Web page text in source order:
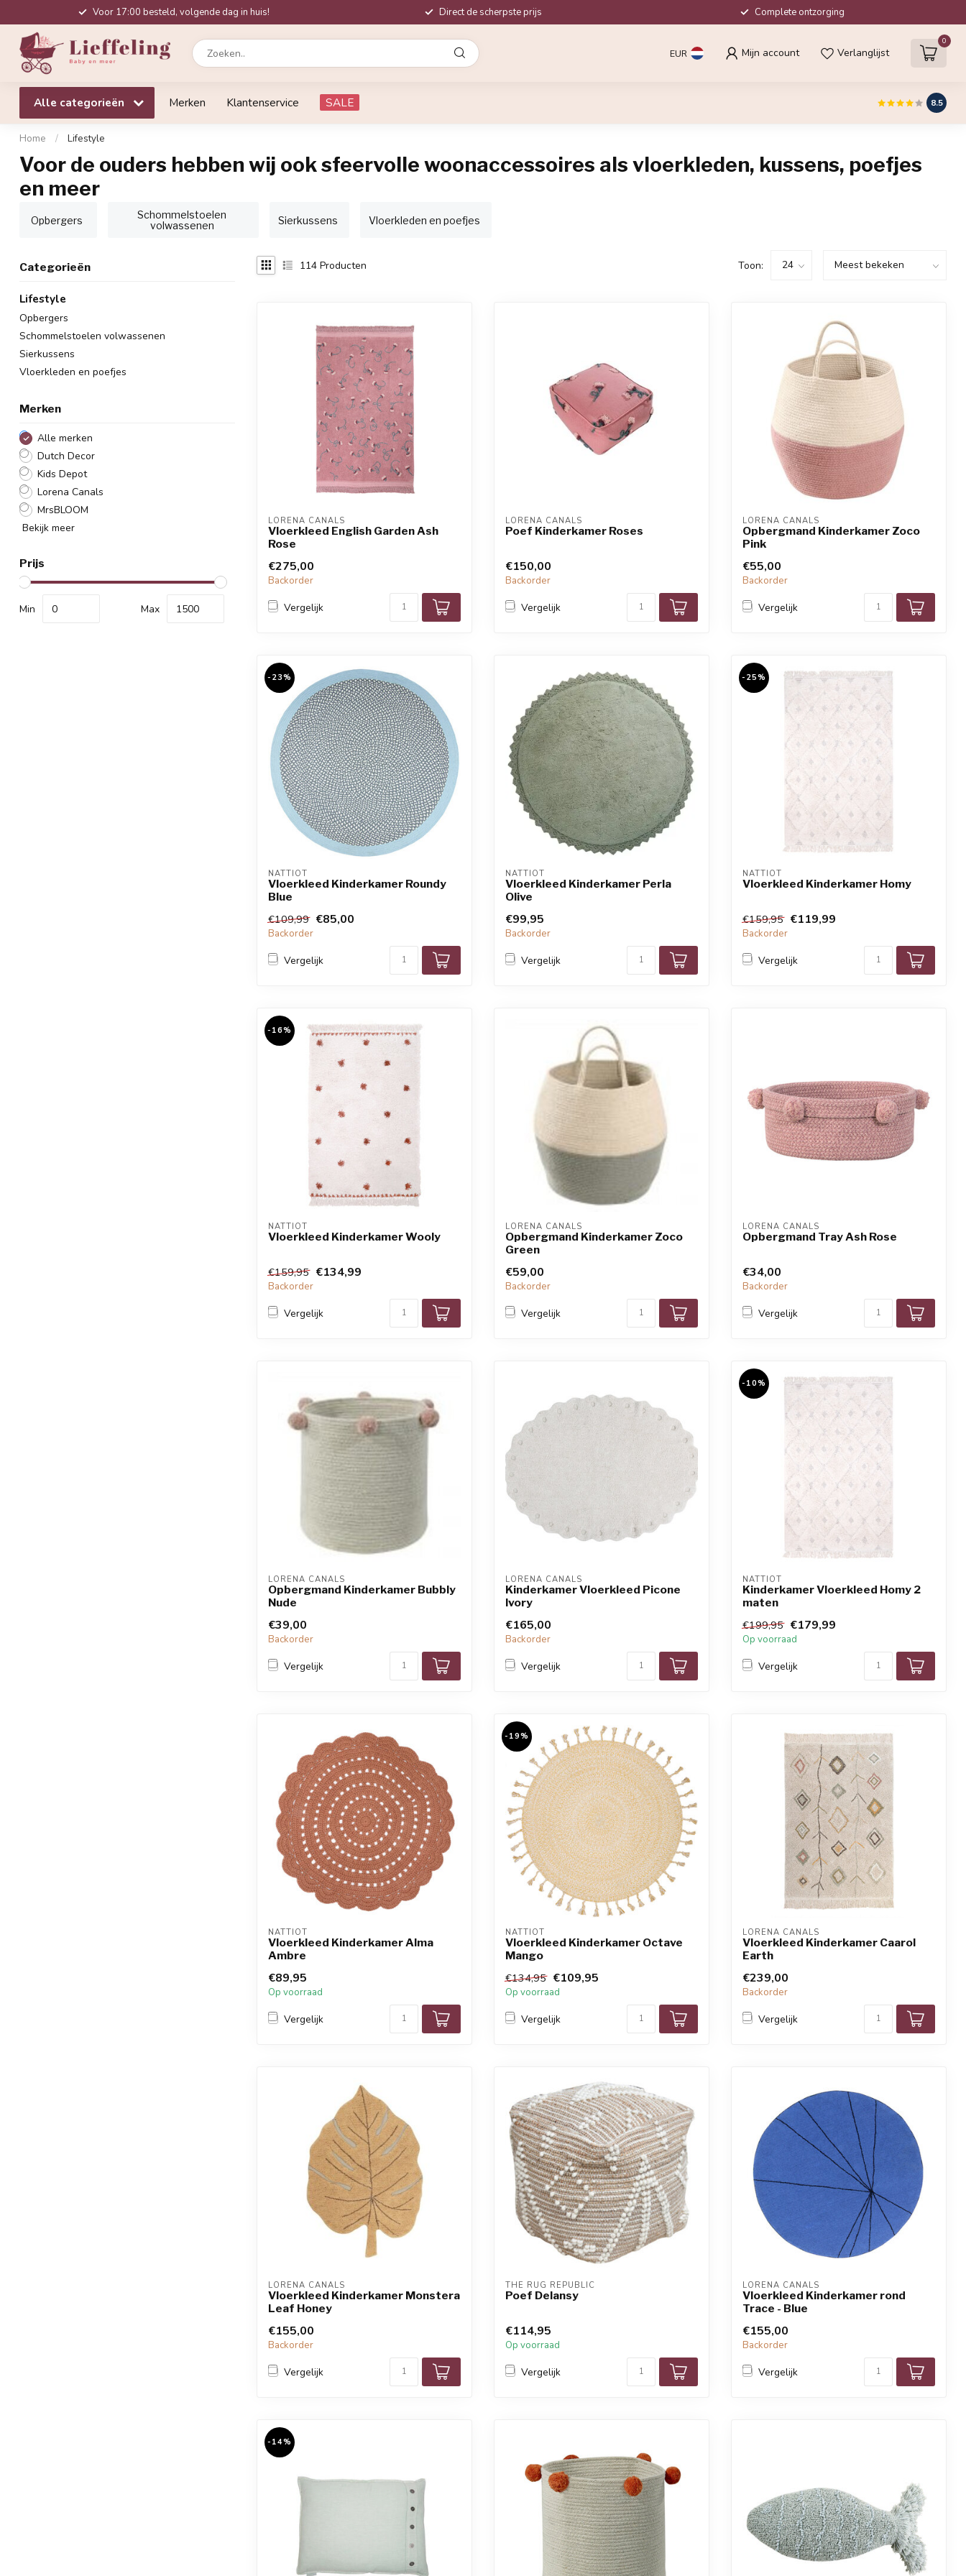
Voor 17:00 besteld, volgende dag in huis! Direct de scherpste prijs Complete ontzorging
EUR Mijn account Verlanglijst
0
Alle categorieën Merken Klantenservice SALE 8.5
Home / Lifestyle
Voor de ouders hebben wij ook sfeervolle woonaccessoires als vloerkleden, kussens, poefjes
en meer
Opbergers
Schommelstoelen
volwassenen
Sierkussens Vloerkleden en poefjes
Categorieën
Lifestyle
Opbergers
Schommelstoelen volwassenen
Sierkussens
Vloerkleden en poefjes
Merken
Alle merken
Dutch Decor
Kids Depot
Lorena Canals
MrsBLOOM
Bekijk meer
Prijs
Min Max
114 Producten Toon:
LORENA CANALS
Vloerkleed English Garden Ash
Rose
€275,00
Backorder
Vergelijk
LORENA CANALS
Poef Kinderkamer Roses
€150,00
Backorder
Vergelijk
LORENA CANALS
Opbergmand Kinderkamer Zoco
Pink
€55,00
Backorder
Vergelijk
-23%
NATTIOT
Vloerkleed Kinderkamer Roundy
Blue
€109,99 €85,00
Backorder
Vergelijk
NATTIOT
Vloerkleed Kinderkamer Perla
Olive
€99,95
Backorder
Vergelijk
-25%
NATTIOT
Vloerkleed Kinderkamer Homy
€159,95 €119,99
Backorder
Vergelijk
-16%
NATTIOT
Vloerkleed Kinderkamer Wooly
€159,95 €134,99
Backorder
Vergelijk
LORENA CANALS
Opbergmand Kinderkamer Zoco
Green
€59,00
Backorder
Vergelijk
LORENA CANALS
Opbergmand Tray Ash Rose
€34,00
Backorder
Vergelijk
LORENA CANALS
Opbergmand Kinderkamer Bubbly
Nude
€39,00
Backorder
Vergelijk
LORENA CANALS
Kinderkamer Vloerkleed Picone
Ivory
€165,00
Backorder
Vergelijk
-10%
NATTIOT
Kinderkamer Vloerkleed Homy 2
maten
€199,95 €179,99
Op voorraad
Vergelijk
NATTIOT
Vloerkleed Kinderkamer Alma
Ambre
€89,95
Op voorraad
Vergelijk
-19%
NATTIOT
Vloerkleed Kinderkamer Octave
Mango
€134,95 €109,95
Op voorraad
Vergelijk
LORENA CANALS
Vloerkleed Kinderkamer Caarol
Earth
€239,00
Backorder
Vergelijk
LORENA CANALS
Vloerkleed Kinderkamer Monstera
Leaf Honey
€155,00
Backorder
Vergelijk
THE RUG REPUBLIC
Poef Delansy
€114,95
Op voorraad
Vergelijk
LORENA CANALS
Vloerkleed Kinderkamer rond
Trace - Blue
€155,00
Backorder
Vergelijk
-14%